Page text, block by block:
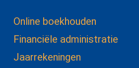
Online boekhouden
Financiële administratie
Jaarrekeningen